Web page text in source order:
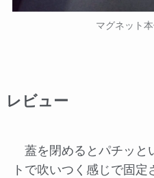
マグネット
レビュー
蓋を閉めるとパチッと
トで吹いつく感じで固